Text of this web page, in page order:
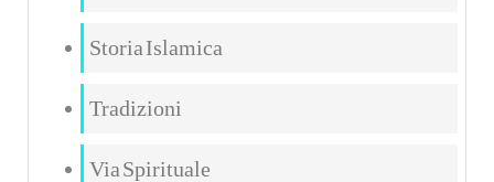
Storia Islamica
Tradizioni
Via Spirituale